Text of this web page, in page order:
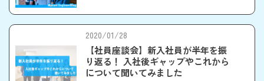
2020/01/28
【社員座談会】新入社員が半年を振
り返る！ 入社後ギャップやこれから
について聞いてみました